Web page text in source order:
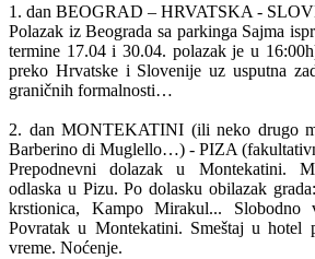
1. dan BEOGRAD – HRVATSKA -
Polazak iz Beograda sa parkinga Sajma
termine 17.04 i 30.04. polazak je u
preko Hrvatske i Slovenije uz usputna
graničnih formalnosti…
2. dan MONTEKATINI (ili neko drugo
Barberino di Muglello…) - PIZA
Prepodnevni dolazak u Montekatini.
odlaska u Pizu. Po dolasku obilazak
krstionica, Kampo Mirakul... Slobodno
Povratak u Montekatini. Smeštaj u hotel
vreme. Noćenje.